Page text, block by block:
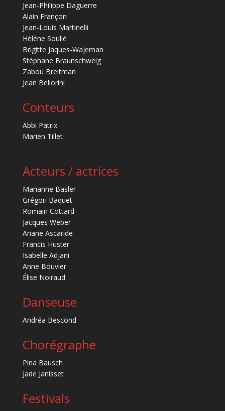
Jean-Philippe Daguerre
Alain Françon
Jean-Louis Martinelli
Hélène Soulié
Brigitte Jaques-Wajeman
Stéphane Braunschweig
Zabou Breitman
Jean Bellorini
Conteurs
Abbi Patrix
Marien Tillet
Acteurs / actrices
Marianne Basler
Grégori Baquet
Romain Cottard
Jacques Weber
Ariane Ascaride
Francis Huster
Isabelle Adjani
Anne Bouvier
Élise Noiraud
Danseuse
Andréa Bescond
Chorégraphe
Pina Bausch
Jade Janisset
Festivals